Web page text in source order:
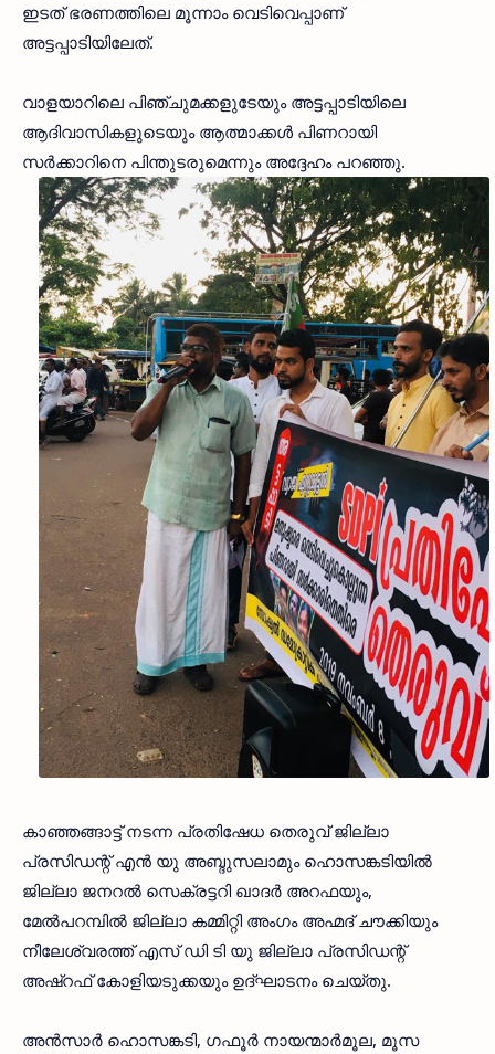
ഇടത് ഭരണത്തിലെ മൂന്നാം വെടിവെപ്പാണ്
അട്ടപ്പാടിയിലേത്.
വാളയാറിലെ പിഞ്ചുമക്കളുടേയും അട്ടപ്പാടിയിലെ
ആദിവാസികളുടെയും ആത്മാക്കള്‍ പിണറായി
സര്‍ക്കാറിനെ പിന്തുടരുമെന്നും അദ്ദേഹം പറഞ്ഞു.
കാഞ്ഞങ്ങാട്ട് നടന്ന പ്രതിഷേധ തെരുവ് ജില്ലാ
പ്രസിഡന്റ് എന്‍ യു അബ്ദുസലാമും ഹൊസങ്കടിയില്‍
ജില്ലാ ജനറല്‍ സെക്രട്ടറി ഖാദര്‍ അറഫയും,
മേല്‍പറമ്പില്‍ ജില്ലാ കമ്മിറ്റി അംഗം അഹ്മദ് ചൗക്കിയും
നീലേശ്വരത്ത് എസ് ഡി ടി യു ജില്ലാ പ്രസിഡന്റ്
അഷ്‌റഫ് കോളിയടുക്കയും ഉദ്ഘാടനം ചെയ്തു.
അന്‍സാര്‍ ഹൊസങ്കടി, ഗഫൂര്‍ നായന്മാര്‍മൂല, മൂസ